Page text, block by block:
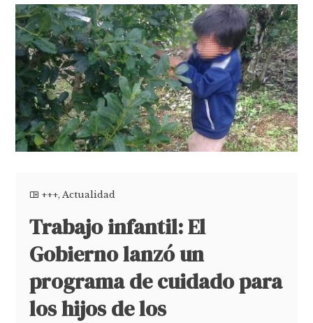
+++,Actualidad
Trabajo infantil: El
Gobierno lanzó un
programa de cuidado para
los hijos de los